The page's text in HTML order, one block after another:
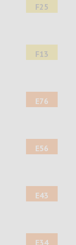
F25
F13
E76
E56
E43
E34